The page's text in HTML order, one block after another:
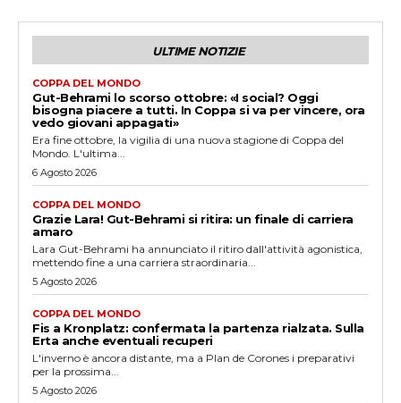
ULTIME NOTIZIE
COPPA DEL MONDO
Gut-Behrami lo scorso ottobre: «I social? Oggi
bisogna piacere a tutti. In Coppa si va per vincere, ora
vedo giovani appagati»
Era fine ottobre, la vigilia di una nuova stagione di Coppa del
Mondo. L'ultima...
6 Agosto 2026
COPPA DEL MONDO
Grazie Lara! Gut-Behrami si ritira: un finale di carriera
amaro
Lara Gut-Behrami ha annunciato il ritiro dall'attività agonistica,
mettendo fine a una carriera straordinaria...
5 Agosto 2026
COPPA DEL MONDO
Fis a Kronplatz: confermata la partenza rialzata. Sulla
Erta anche eventuali recuperi
L'inverno è ancora distante, ma a Plan de Corones i preparativi
per la prossima...
5 Agosto 2026